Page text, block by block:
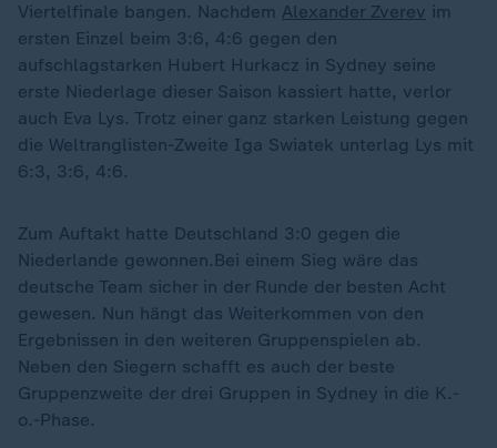
Viertelfinale bangen. Nachdem Alexander Zverev im
ersten Einzel beim 3:6, 4:6 gegen den
aufschlagstarken Hubert Hurkacz in Sydney seine
erste Niederlage dieser Saison kassiert hatte, verlor
auch Eva Lys. Trotz einer ganz starken Leistung gegen
die Weltranglisten-Zweite Iga Swiatek unterlag Lys mit
6:3, 3:6, 4:6.
Zum Auftakt hatte Deutschland 3:0 gegen die
Niederlande gewonnen.Bei einem Sieg wäre das
deutsche Team sicher in der Runde der besten Acht
gewesen. Nun hängt das Weiterkommen von den
Ergebnissen in den weiteren Gruppenspielen ab.
Neben den Siegern schafft es auch der beste
Gruppenzweite der drei Gruppen in Sydney in die K.-
o.-Phase.